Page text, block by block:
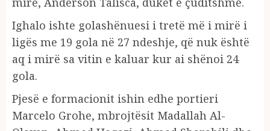
Ighalo ishte golashënuesi i tretë më i mirë i
ligës me 19 gola në 27 ndeshje, që nuk është
aq i mirë sa vitin e kaluar kur ai shënoi 24
gola.
Pjesë e formacionit ishin edhe portieri
Marcelo Grohe, mbrojtësit Madallah Al-